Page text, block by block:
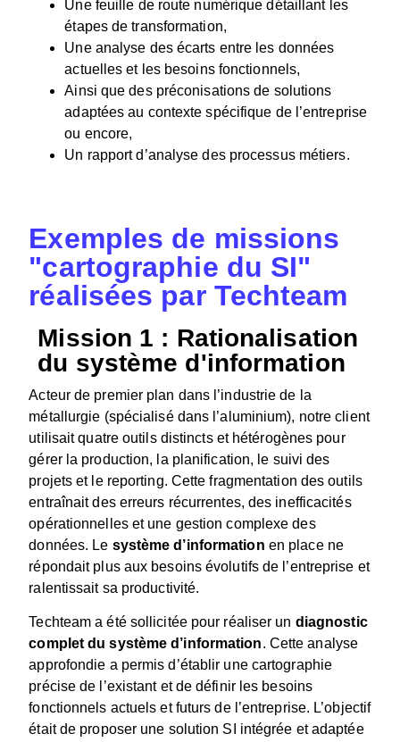
Une feuille de route numérique détaillant les
étapes de transformation,
Une analyse des écarts entre les données
actuelles et les besoins fonctionnels,
Ainsi que des préconisations de solutions
adaptées au contexte spécifique de l’entreprise
ou encore,
Un rapport d’analyse des processus métiers.
Exemples de missions
"cartographie du SI"
réalisées par Techteam
Mission 1 : Rationalisation
du système d'information
Acteur de premier plan dans l’industrie de la
métallurgie (spécialisé dans l’aluminium), notre client
utilisait quatre outils distincts et hétérogènes pour
gérer la production, la planification, le suivi des
projets et le reporting. Cette fragmentation des outils
entraînait des erreurs récurrentes, des inefficacités
opérationnelles et une gestion complexe des
données. Le système d’information en place ne
répondait plus aux besoins évolutifs de l’entreprise et
ralentissait sa productivité.
Techteam a été sollicitée pour réaliser un diagnostic
complet du système d’information. Cette analyse
approfondie a permis d’établir une cartographie
précise de l’existant et de définir les besoins
fonctionnels actuels et futurs de l’entreprise. L’objectif
était de proposer une solution SI intégrée et adaptée